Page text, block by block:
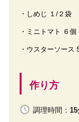
・しめじ １/２袋
・ミニトマト ６個
・ウスターソース
作り方
調理時間：